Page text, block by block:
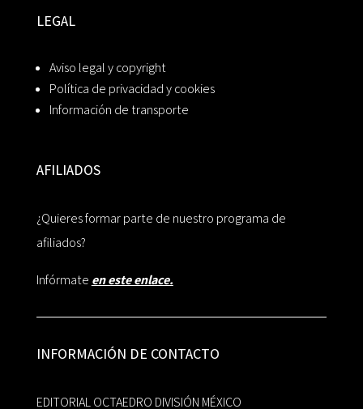
LEGAL
Aviso legal y copyright
Política de privacidad y cookies
Información de transporte
AFILIADOS
¿Quieres formar parte de nuestro programa de
afiliados?
Infórmate en este enlace.
INFORMACIÓN DE CONTACTO
EDITORIAL OCTAEDRO DIVISIÓN MÉXICO